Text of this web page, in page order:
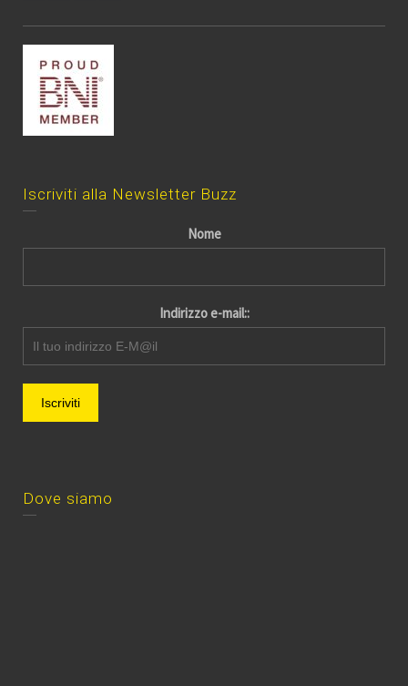
Iscriviti alla Newsletter Buzz
Nome
Indirizzo e-mail::
Dove siamo